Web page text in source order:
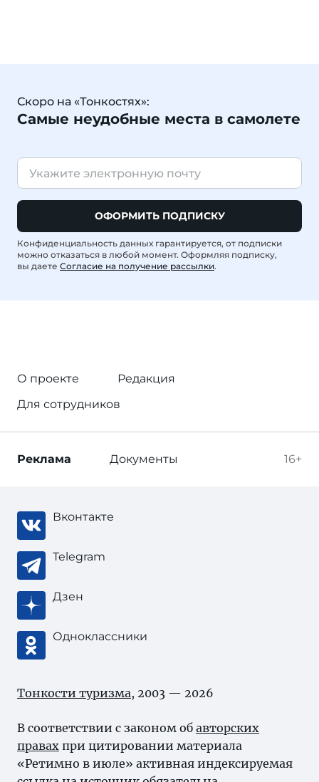
Скоро на «Тонкостях»:
Самые неудобные места в самолете
ОФОРМИТЬ ПОДПИСКУ
Конфиденциальность данных гарантируется, от подписки
можно отказаться в любой момент. Оформляя подписку,
вы даете Согласие на получение рассылки.
О проекте
Редакция
Для сотрудников
16+
Реклама Документы
Вконтакте
Telegram
Дзен
Одноклассники
Тонкости туризма, 2003 — 2026
В соответствии с законом об авторских
правах при цитировании материала
«Ретимно в июле» активная индексируемая